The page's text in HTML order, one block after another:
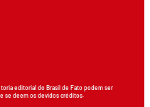
editorial do Brasil de Fato podem ser
se deem os devidos créditos.